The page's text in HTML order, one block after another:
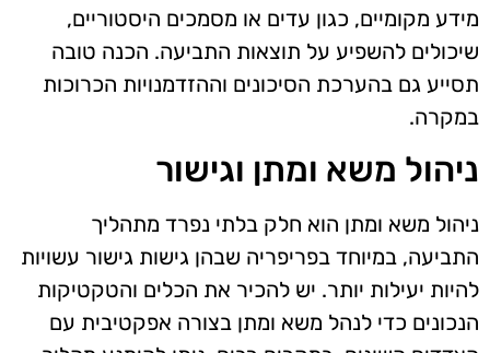
מידע מקומיים, כגון עדים או מסמכים היסטוריים,
שיכולים להשפיע על תוצאות התביעה. הכנה טובה
תסייע גם בהערכת הסיכונים וההזדמנויות הכרוכות
במקרה.
ניהול משא ומתן וגישור
ניהול משא ומתן הוא חלק בלתי נפרד מתהליך
התביעה, במיוחד בפריפריה שבהן גישות גישור עשויות
להיות יעילות יותר. יש להכיר את הכלים והטקטיקות
הנכונים כדי לנהל משא ומתן בצורה אפקטיבית עם